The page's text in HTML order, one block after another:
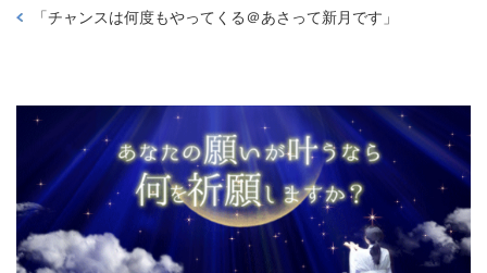
「チャンスは何度もやってくる＠あさって新月です 」